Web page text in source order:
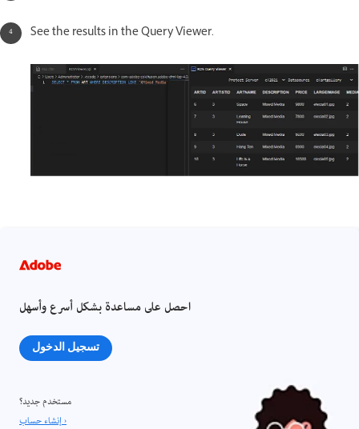
See the results in the Query Viewer.
احصل على مساعدة بشكل أسرع وأسهل
تسجيل الدخول
مستخدم جديد؟
إنشاء حساب ›